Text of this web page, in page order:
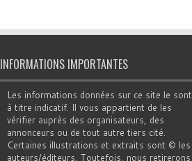
INFORMATIONS IMPORTANTES
Les informations données sur ce site le sont
à titre indicatif. Il vous appartient de les
vérifier auprès des organisateurs, des
annonceurs ou de tout autre tiers cité.
Certaines illustrations et extraits sont © les
auteurs/éditeurs. Toutefois, nous retirerons